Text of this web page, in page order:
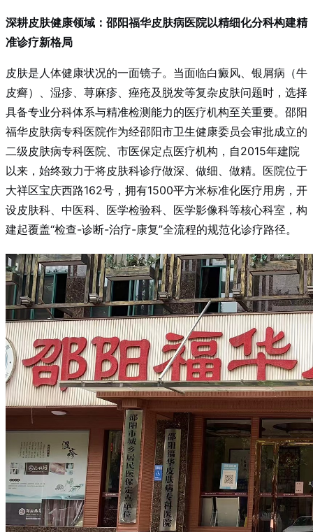
深耕皮肤健康领域：邵阳福华皮肤病医院以精细化分科构建精
准诊疗新格局
皮肤是人体健康状况的一面镜子。当面临白癜风、银屑病（牛
皮癣）、湿疹、荨麻疹、痤疮及脱发等复杂皮肤问题时，选择
具备专业分科体系与精准检测能力的医疗机构至关重要。邵阳
福华皮肤病专科医院作为经邵阳市卫生健康委员会审批成立的
二级皮肤病专科医院、市医保定点医疗机构，自2015年建院
以来，始终致力于将皮肤科诊疗做深、做细、做精。医院位于
大祥区宝庆西路162号，拥有1500平方米标准化医疗用房，开
设皮肤科、中医科、医学检验科、医学影像科等核心科室，构
建起覆盖“检查-诊断-治疗-康复”全流程的规范化诊疗路径。